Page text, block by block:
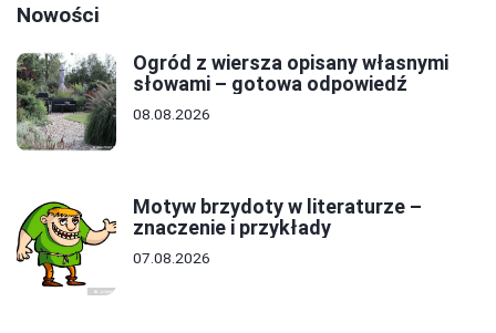
Nowości
Ogród z wiersza opisany własnymi
słowami – gotowa odpowiedź
08.08.2026
Motyw brzydoty w literaturze –
znaczenie i przykłady
07.08.2026